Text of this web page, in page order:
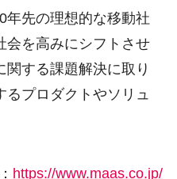
年先の理想的な移動社
会を高みにシフトさせ
関する課題解決に取り
プロダクトやソリュ
https://www.maas.co.jp/